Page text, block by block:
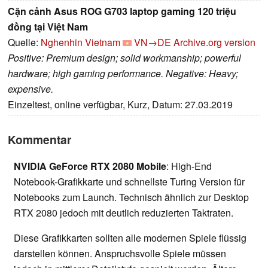
Cận cảnh Asus ROG G703 laptop gaming 120 triệu
đồng tại Việt Nam
Quelle: Nghenhin Vietnam VN→DE Archive.org version
Positive: Premium design; solid workmanship; powerful
hardware; high gaming performance. Negative: Heavy;
expensive.
Einzeltest, online verfügbar, Kurz, Datum: 27.03.2019
Kommentar
NVIDIA GeForce RTX 2080 Mobile: High-End
Notebook-Grafikkarte und schnellste Turing Version für
Notebooks zum Launch. Technisch ähnlich zur Desktop
RTX 2080 jedoch mit deutlich reduzierten Taktraten.
Diese Grafikkarten sollten alle modernen Spiele flüssig
darstellen können. Anspruchsvolle Spiele müssen